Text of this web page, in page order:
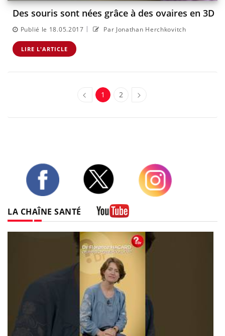
Des souris sont nées grâce à des ovaires en 3D
Publié le 18.05.2017 | Par Jonathan Herchkovitch
LIRE L'ARTICLE
1 2
LA CHAÎNE SANTÉ